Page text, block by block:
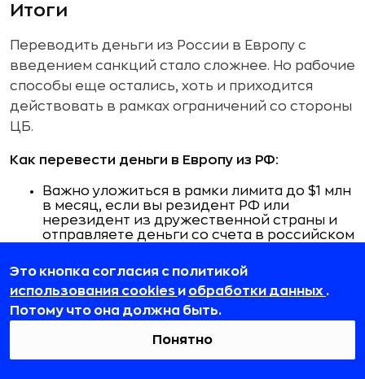
Итоги
Переводить деньги из России в Европу с
введением санкций стало сложнее. Но рабочие
способы еще остались, хоть и приходится
действовать в рамках ограничений со стороны
ЦБ.
Как перевести деньги в Европу из РФ:
Важно уложиться в рамки лимита до $1 млн
в месяц, если вы резидент РФ или
нерезидент из дружественной страны и
отправляете деньги со счета в российском
Лимит суточных переводов без открытия
банковского счета в РФ — $5 тыс., за месяц
— не больше $150 тыс..
Рабочие способы:
SWIFT-переводы со счета в российском
Это кнопка согласия с политикой
использования cookies и обработки данных .
Потому что она должна быть.
Понятно